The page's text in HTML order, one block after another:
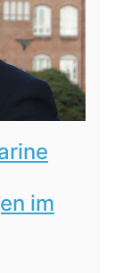
im